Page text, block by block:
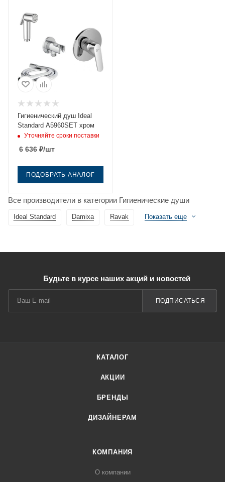
Гигиенический душ Ideal
Standard A5960SET хром
Уточняйте сроки поставки
6 636 ₽/шт
ПОДОБРАТЬ АНАЛОГ
Все производители в категории Гигиенические души
Damixa Ravak
Ideal Standard Показать еще
Будьте в курсе наших акций и новостей
ПОДПИСАТЬСЯ
КАТАЛОГ
АКЦИИ
БРЕНДЫ
ДИЗАЙНЕРАМ
КОМПАНИЯ
О компании